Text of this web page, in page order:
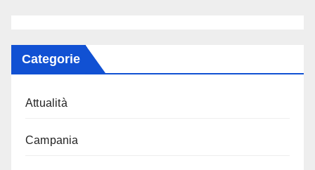
Categorie
Attualità
Campania